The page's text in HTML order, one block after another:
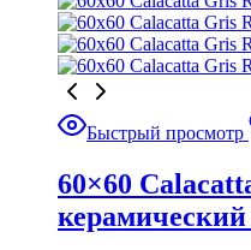
Быстрый просмотр
60×60